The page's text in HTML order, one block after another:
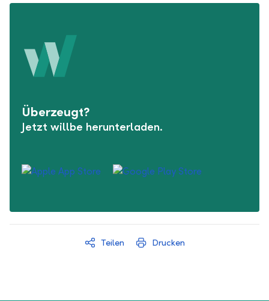
Überzeugt?
Jetzt willbe herunterladen.
Teilen Drucken